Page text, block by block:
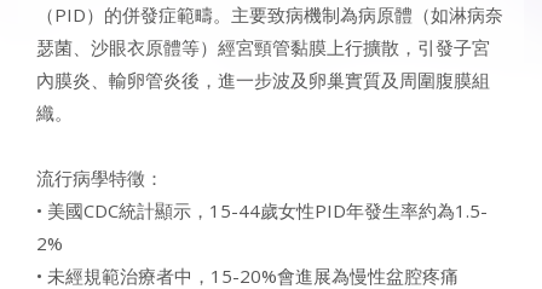
（PID）的併發症範疇。主要致病機制為病原體（如淋病奈
瑟菌、沙眼衣原體等）經宮頸管黏膜上行擴散，引發子宮
內膜炎、輸卵管炎後，進一步波及卵巢實質及周圍腹膜組
織。
流行病學特徵：
• 美國CDC統計顯示，15-44歲女性PID年發生率約為1.5-
2%
• 未經規範治療者中，15-20%會進展為慢性盆腔疼痛